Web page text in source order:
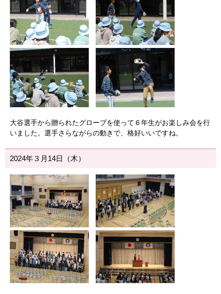
大谷選手から贈られたグローブを使って６年生がお楽しみ会を行
いました。選手さらながらの動きで、格好いいですね。
2024年３月14日（木）